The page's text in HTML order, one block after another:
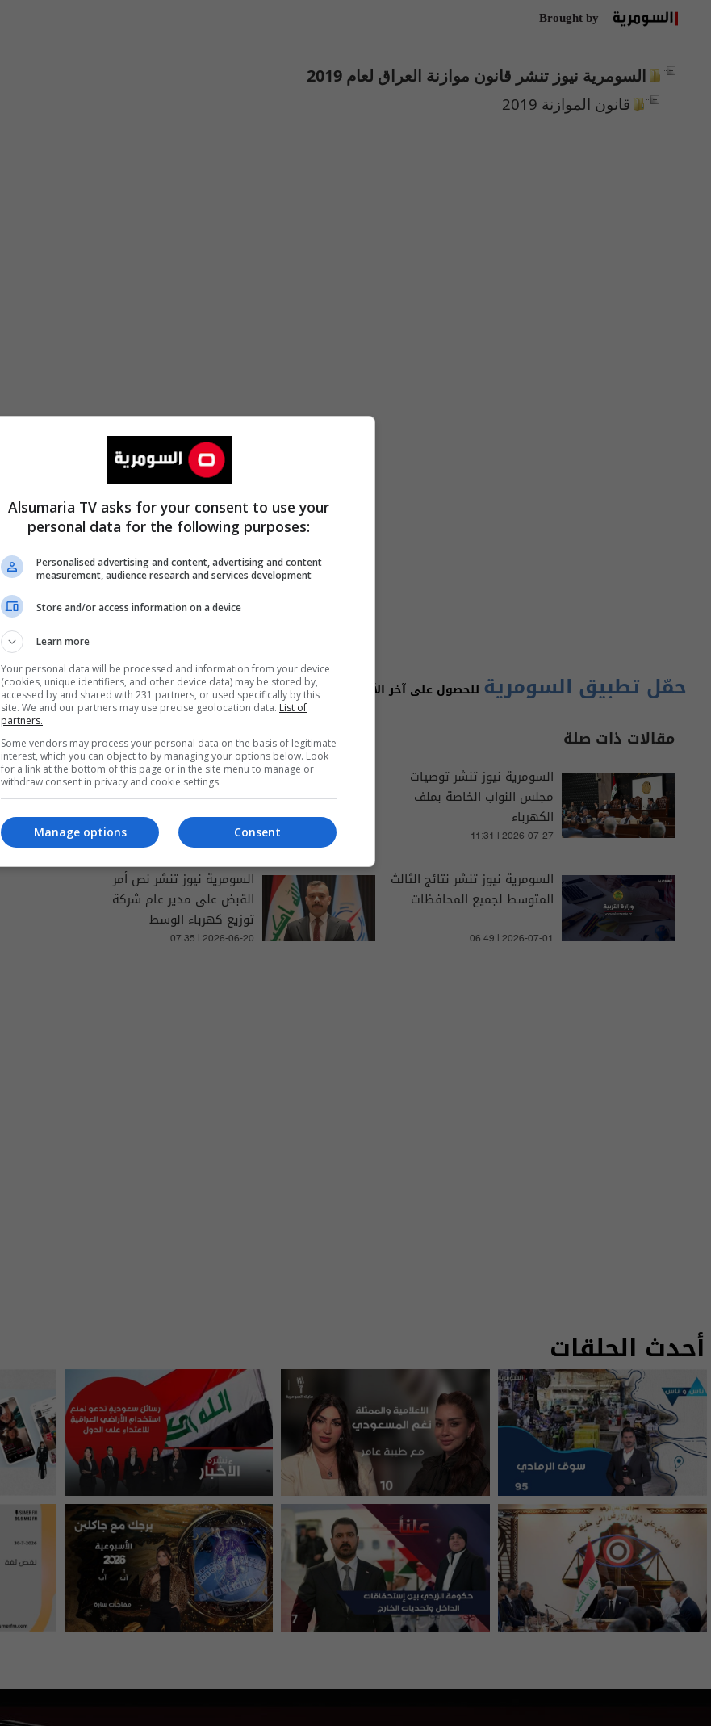
حمّل تطبيق السومرية للحصول على آخر الأخبار والتغطيات الخاصة
مقالات ذات صلة
السومرية نيوز تنشر توصيات
مجلس النواب الخاصة بملف
الكهرباء
11:31 | 2026-07-27
السومرية نيوز تنشر نتائج
السادس الإعدادي لجميع
المحافظات
04:37 | 2026-07-22
السومرية نيوز تنشر نتائج الثالث
المتوسط لجميع المحافظات
06:49 | 2026-07-01
السومرية نيوز تنشر نص أمر
القبض على مدير عام شركة
توزيع كهرباء الوسط
07:35 | 2026-06-20
أحدث الحلقات
Alsumaria TV asks for your consent to use your
personal data for the following purposes:
Personalised advertising and content, advertising and content
measurement, audience research and services development
Store and/or access information on a device
Learn more
Your personal data will be processed and information from your device
(cookies, unique identifiers, and other device data) may be stored by,
accessed by and shared with 231 partners, or used specifically by this
site. We and our partners may use precise geolocation data. List of
partners.
Some vendors may process your personal data on the basis of legitimate
interest, which you can object to by managing your options below. Look
for a link at the bottom of this page or in the site menu to manage or
withdraw consent in privacy and cookie settings.
Consent
Manage options